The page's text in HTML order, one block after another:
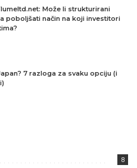
Može li strukturirani
poboljšati način na koji investitori
7 razloga za svaku opciju (i
8